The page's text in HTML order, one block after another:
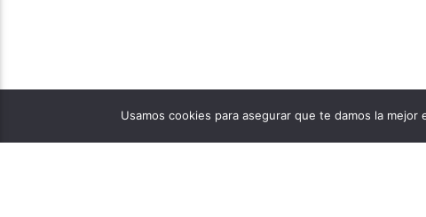
Usamos cookies para asegurar que te damos la